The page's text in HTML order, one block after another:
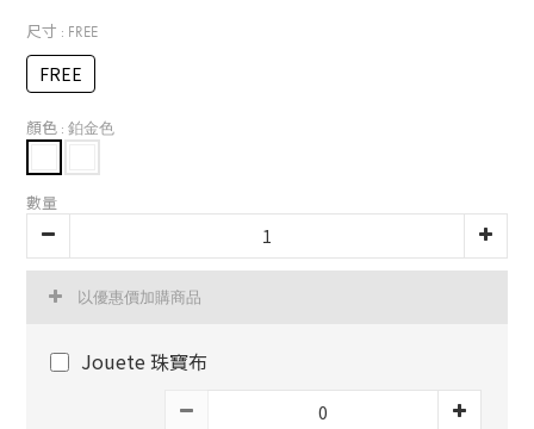
尺寸 : FREE
FREE
顏色 : 鉑金色
數量
以優惠價加購商品
Jouete 珠寶布